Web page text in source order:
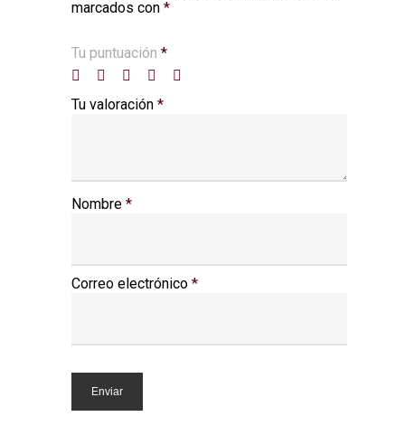
marcados con *
Tu puntuación *
Tu valoración *
Nombre *
Correo electrónico *